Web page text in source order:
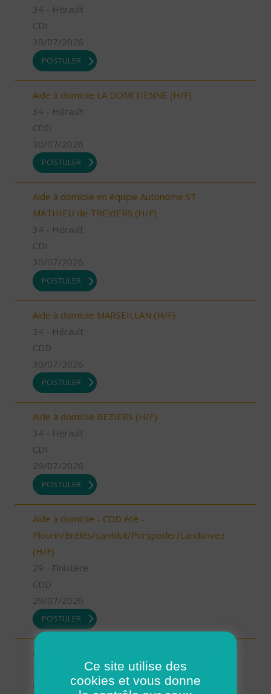
34 - Hérault
CDI
30/07/2026
POSTULER
Aide à domicile LA DOMITIENNE (H/F)
34 - Hérault
CDD
30/07/2026
POSTULER
Aide à domicile en équipe Autonome ST
MATHIEU de TREVIERS (H/F)
34 - Hérault
CDI
30/07/2026
POSTULER
Aide à domicile MARSEILLAN (H/F)
34 - Hérault
CDD
30/07/2026
POSTULER
Aide à domicile BEZIERS (H/F)
34 - Hérault
CDI
29/07/2026
POSTULER
Aide à domicile - CDD été -
Plourin/Brélès/Lanildut/Porspoder/Landunvez
(H/F)
29 - Finistère
CDD
29/07/2026
POSTULER
Auxiliaire de vie BEZIERS (H/F)
Ce site utilise des
cookies et vous donne